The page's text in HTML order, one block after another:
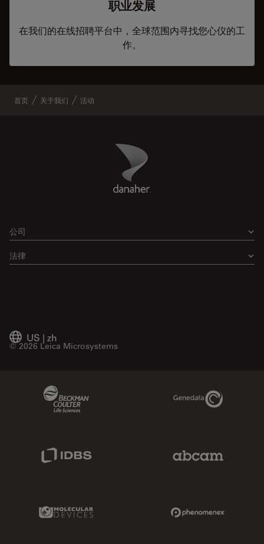
职业发展
在我们的在线招聘平台中，全球范围内寻找您心仪的工
作。
首页 关于我们 活动
Danaher Logo
公司
法律
US | zh
© 2026 Leica Microsystems
Genedata Link
IDBS Link
Molecular Devices Link